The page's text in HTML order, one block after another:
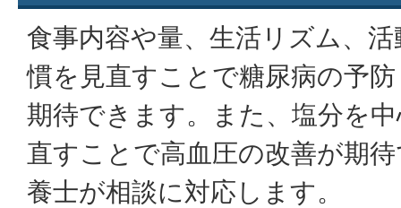
食事内容や量、生活リズム、
慣を見直すことで糖尿病の予
期待できます。また、塩分を
直すことで高血圧の改善が期
養士が相談に対応します。